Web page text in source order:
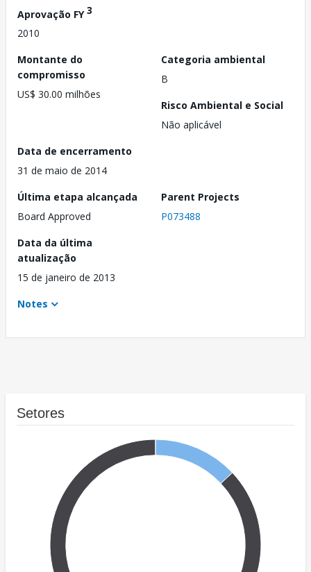
Aprovação FY3
2010
Montante do
compromisso
US$ 30.00 milhões
Categoria ambiental
B
Risco Ambiental e Social
Não aplicável
Data de encerramento
31 de maio de 2014
Última etapa alcançada
Board Approved
Parent Projects
P073488
Data da última
atualização
15 de janeiro de 2013
Notes
Setores